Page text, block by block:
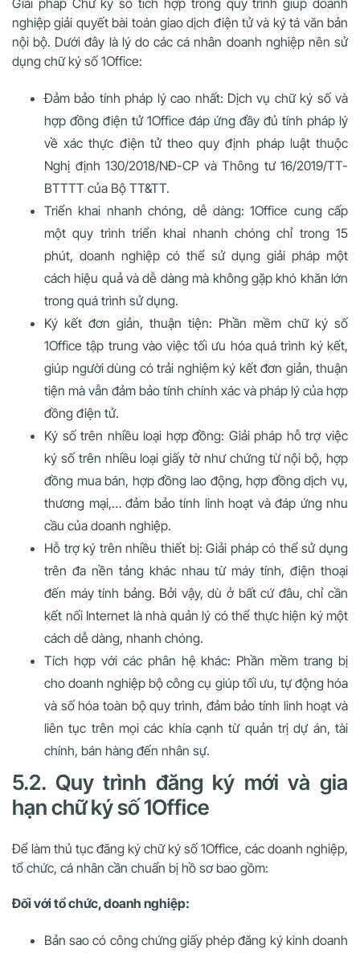
nghiệp giải quyết bài toán giao dịch điện tử và ký tá văn bản
nội bộ. Dưới đây là lý do các cá nhân doanh nghiệp nên sử
dụng chữ ký số 1Office:
Đảm bảo tính pháp lý cao nhất: Dịch vụ chữ ký số và
hợp đồng điện tử 1Office đáp ứng đầy đủ tính pháp lý
về xác thực điện tử theo quy định pháp luật thuộc
Nghị định 130/2018/NĐ-CP và Thông tư 16/2019/TT-
BTTTT của Bộ TT&TT.
Triển khai nhanh chóng, dễ dàng: 1Office cung cấp
một quy trình triển khai nhanh chóng chỉ trong 15
phút, doanh nghiệp có thể sử dụng giải pháp một
cách hiệu quả và dễ dàng mà không gặp khó khăn lớn
trong quá trình sử dụng.
Ký kết đơn giản, thuận tiện: Phần mềm chữ ký số
1Office tập trung vào việc tối ưu hóa quá trình ký kết,
giúp người dùng có trải nghiệm ký kết đơn giản, thuận
tiện mà vẫn đảm bảo tính chính xác và pháp lý của hợp
đồng điện tử.
Ký số trên nhiều loại hợp đồng: Giải pháp hỗ trợ việc
ký số trên nhiều loại giấy tờ như chứng từ nội bộ, hợp
đồng mua bán, hợp đồng lao động, hợp đồng dịch vụ,
thương mại,… đảm bảo tính linh hoạt và đáp ứng nhu
cầu của doanh nghiệp.
Hỗ trợ ký trên nhiều thiết bị: Giải pháp có thể sử dụng
trên đa nền tảng khác nhau từ máy tính, điện thoại
đến máy tính bảng. Bởi vậy, dù ở bất cứ đâu, chỉ cần
kết nối Internet là nhà quản lý có thể thực hiện ký một
cách dễ dàng, nhanh chóng.
Tích hợp với các phân hệ khác: Phần mềm trang bị
cho doanh nghiệp bộ công cụ giúp tối ưu, tự động hóa
và số hóa toàn bộ quy trình, đảm bảo tính linh hoạt và
liên tục trên mọi các khía cạnh từ quản trị dự án, tài
chính, bán hàng đến nhân sự.
5.2. Quy trình đăng ký mới và gia
hạn chữ ký số 1Office
Để làm thủ tục đăng ký chữ ký số 1Office, các doanh nghiệp,
tổ chức, cá nhân cần chuẩn bị hồ sơ bao gồm:
Đối với tổ chức, doanh nghiệp:
Bản sao có công chứng giấy phép đăng ký kinh doanh